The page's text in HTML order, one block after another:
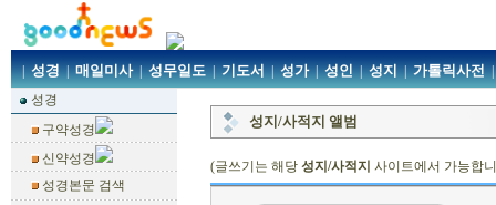
| 성경 | 매일미사 | 성무일도 | 기도서 | 성가 | 성인 | 성지 | 가톨릭사전 |
성경
구약성경
신약성경
성경본문 검색
성지/사적지 앨범
(글쓰기는 해당 성지/사적지 사이트에서 가능합